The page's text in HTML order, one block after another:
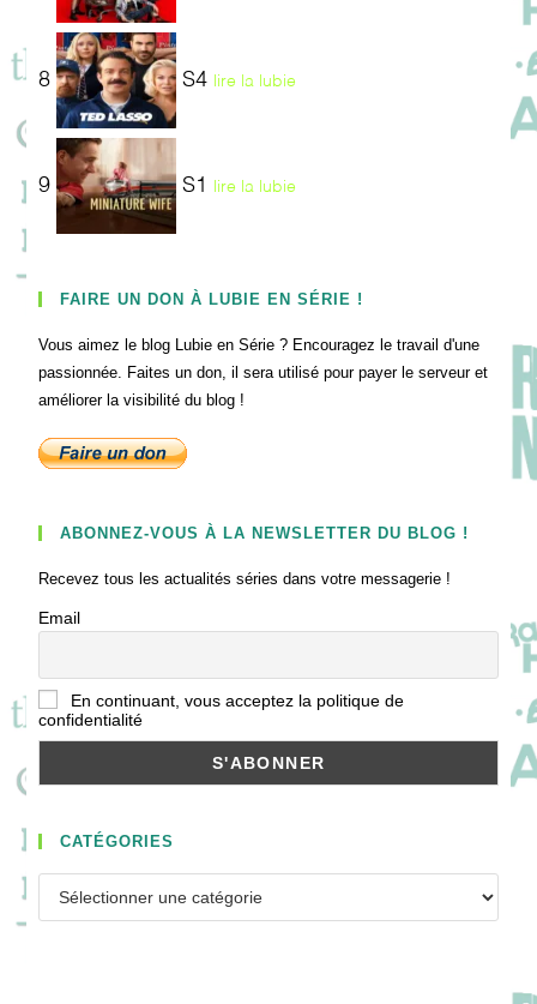
8 S4 lire la lubie
9 S1 lire la lubie
FAIRE UN DON À LUBIE EN SÉRIE !
Vous aimez le blog Lubie en Série ? Encouragez le travail d'une
passionnée. Faites un don, il sera utilisé pour payer le serveur et
améliorer la visibilité du blog !
ABONNEZ-VOUS À LA NEWSLETTER DU BLOG !
Recevez tous les actualités séries dans votre messagerie !
Email
En continuant, vous acceptez la politique de
confidentialité
CATÉGORIES